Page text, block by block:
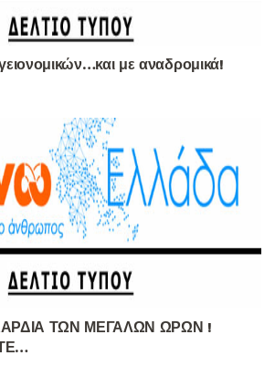
με αναδρομικά!
ΤΩΝ ΜΕΓΑΛΩΝ ΩΡΩΝ !